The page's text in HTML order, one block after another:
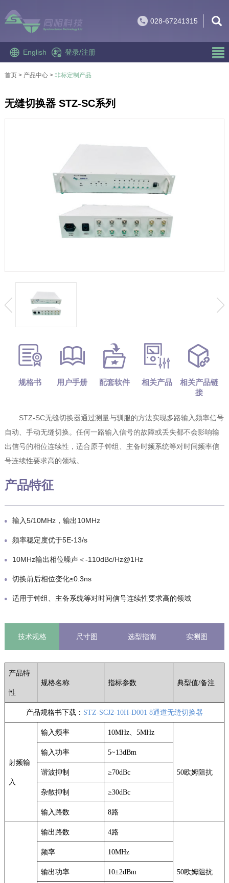
028-67241315
English 登录/注册
首页> 产品中心 > 非标定制产品
无缝切换器 STZ-SC系列
规格书 用户手册 配套软件 相关产品
相关产品链
接
STZ-SC无缝切换器通过测量与驯服的方法实现多路输入频率信号
自动、手动无缝切换。任何一路输入信号的故障或丢失都不会影响输
出信号的相位连续性，适合原子钟组、主备时频系统等对时间频率信
号连续性要求高的领域。
产品特征
输入5/10MHz，输出10MHz
频率稳定度优于5E-13/s
10MHz输出相位噪声＜-110dBc/Hz@1Hz
切换前后相位变化≤0.3ns
适用于钟组、主备系统等对时间信号连续性要求高的领域
技术规格 尺寸图 选型指南 实测图
产品特
性
规格名称 指标参数 典型值/备注
产品规格书下载： STZ-SCJ2-10H-D001 8通道无缝切换器
射频输
入
输入频率 10MHz、5MHz
50欧姆阻抗
输入功率 5~13dBm
谐波抑制 ≥70dBc
杂散抑制 ≥30dBc
输入路数 8路
输出路数 4路
50欧姆阻抗
频率 10MHz
输出功率 10±2dBm